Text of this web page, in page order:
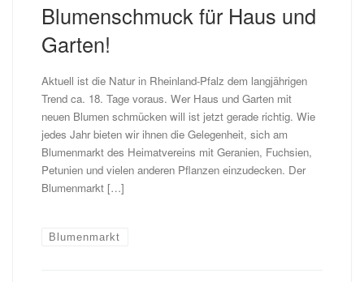
Blumenschmuck für Haus und
Garten!
Aktuell ist die Natur in Rheinland-Pfalz dem langjährigen
Trend ca. 18. Tage voraus. Wer Haus und Garten mit
neuen Blumen schmücken will ist jetzt gerade richtig. Wie
jedes Jahr bieten wir ihnen die Gelegenheit, sich am
Blumenmarkt des Heimatvereins mit Geranien, Fuchsien,
Petunien und vielen anderen Pflanzen einzudecken. Der
Blumenmarkt […]
Blumenmarkt